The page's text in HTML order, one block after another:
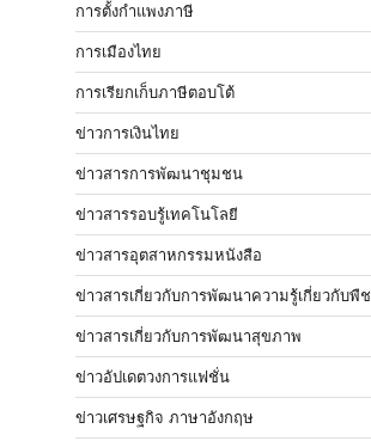
การตั้งกำแพงภาษี
การเมืองไทย
การเรียกเก็บภาษีตอบโต้
ข่าวการเงินไทย
ข่าวสารการพัฒนาชุมชน
ข่าวสารรอบรู้เทคโนโลยี
ข่าวสารอุตสาหกรรมหนังสือ
ข่าวสารเกี่ยวกับการพัฒนาความรู้เกี่ยวกับพืช
ข่าวสารเกี่ยวกับการพัฒนาสุขภาพ
ข่าวอัปเดตวงการแฟชั่น
ข่าวเศรษฐกิจ ภาษาอังกฤษ